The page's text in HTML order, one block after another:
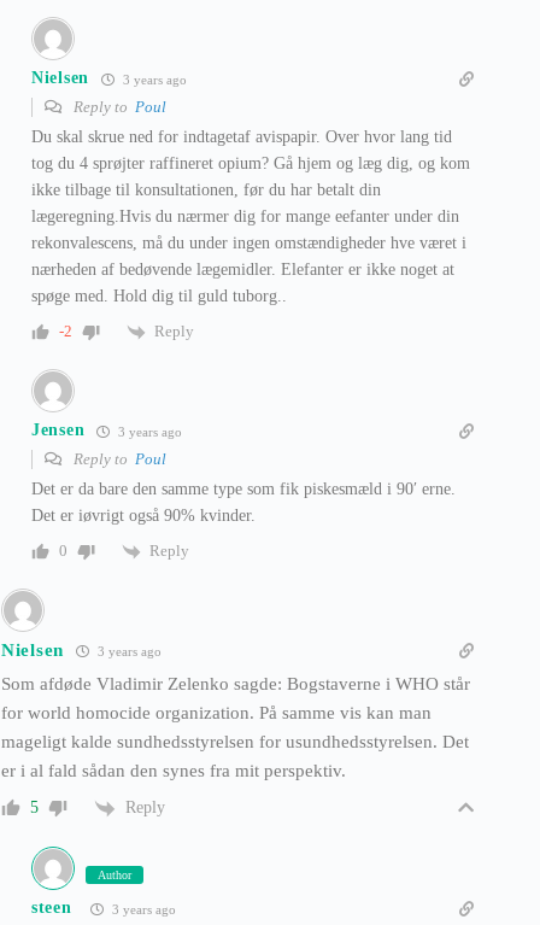
Nielsen 3 years ago
Reply to Poul
Du skal skrue ned for indtagetaf avispapir. Over hvor lang tid
tog du 4 sprøjter raffineret opium? Gå hjem og læg dig, og kom
ikke tilbage til konsultationen, før du har betalt din
lægeregning.Hvis du nærmer dig for mange eefanter under din
rekonvalescens, må du under ingen omstændigheder hve været i
nærheden af bedøvende lægemidler. Elefanter er ikke noget at
spøge med. Hold dig til guld tuborg..
-2
Reply
Jensen 3 years ago
Reply to Poul
Det er da bare den samme type som fik piskesmæld i 90′ erne.
Det er iøvrigt også 90% kvinder.
0
Reply
Nielsen 3 years ago
Som afdøde Vladimir Zelenko sagde: Bogstaverne i WHO står
for world homocide organization. På samme vis kan man
mageligt kalde sundhedsstyrelsen for usundhedsstyrelsen. Det
er i al fald sådan den synes fra mit perspektiv.
5 Reply
Author
steen 3 years ago